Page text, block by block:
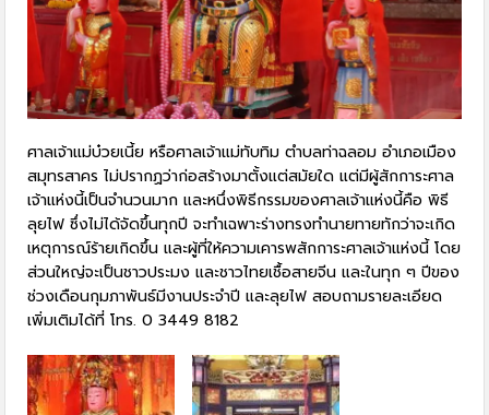
ศาลเจ้าแม่บ๋วยเนี้ย หรือศาลเจ้าแม่ทับทิม ตำบลท่าฉลอม อำเภอเมือง
สมุทรสาคร ไม่ปรากฏว่าก่อสร้างมาตั้งแต่สมัยใด แต่มีผู้สักการะศาล
เจ้าแห่งนี้เป็นจำนวนมาก และหนึ่งพิธีกรรมของศาลเจ้าแห่งนี้คือ พิธี
ลุยไฟ ซึ่งไม่ได้จัดขึ้นทุกปี จะทำเฉพาะร่างทรงทำนายทายทักว่าจะเกิด
เหตุการณ์ร้ายเกิดขึ้น และผู้ที่ให้ความเคารพสักการะศาลเจ้าแห่งนี้ โดย
ส่วนใหญ่จะเป็นชาวประมง และชาวไทยเชื้อสายจีน และในทุก ๆ ปีของ
ช่วงเดือนกุมภาพันธ์มีงานประจำปี และลุยไฟ สอบถามรายละเอียด
เพิ่มเติมได้ที่ โทร. 0 3449 8182